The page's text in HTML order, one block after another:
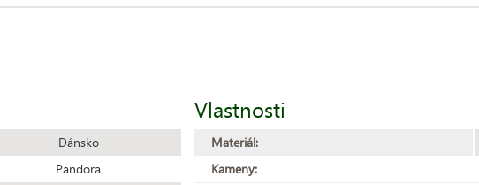
Dánsko
Pandora
Vlastnosti
Materiál:
Kameny: